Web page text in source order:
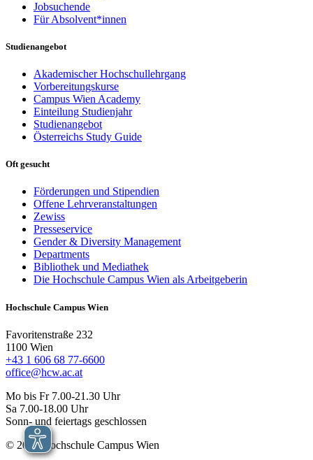
Jobsuchende
Für Absolvent*innen
Studienangebot
Akademischer Hochschullehrgang
Vorbereitungskurse
Campus Wien Academy
Einteilung Studienjahr
Studienangebot
Österreichs Study Guide
Oft gesucht
Förderungen und Stipendien
Offene Lehrveranstaltungen
Zewiss
Presseservice
Gender & Diversity Management
Departments
Bibliothek und Mediathek
Die Hochschule Campus Wien als Arbeitgeberin
Hochschule Campus Wien
Favoritenstraße 232
1100 Wien
+43 1 606 68 77-6600
office@hcw.ac.at
Mo bis Fr 7.00-21.30 Uhr
Sa 7.00-18.00 Uhr
Sonn- und feiertags geschlossen
© 2026 Hochschule Campus Wien